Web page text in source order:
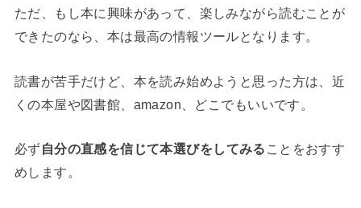
ただ、もし本に興味があって、楽しみながら読むことが
できたのなら、本は最高の情報ツールとなります。
読書が苦手だけど、本を読み始めようと思った方は、近
くの本屋や図書館、amazon、どこでもいいです。
必ず自分の直感を信じて本選びをしてみる ことをおすす
めします。